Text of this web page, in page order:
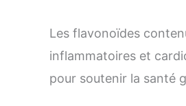
Les flavonoïdes
inflammatoires et
pour soutenir la santé